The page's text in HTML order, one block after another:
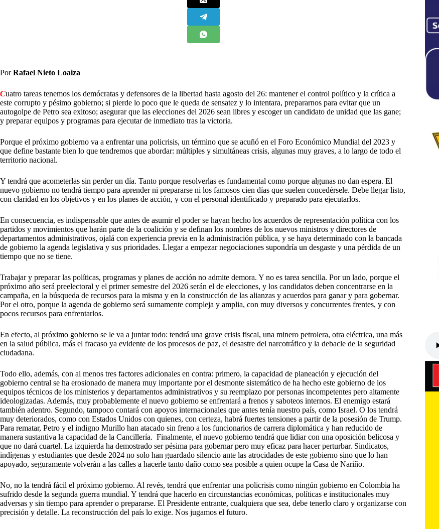
PorRafael Nieto Loaiza
Cuatro tareas tenemos los demócratas y defensores de la libertad hasta agosto del 26: mantener el control político y la crítica a
este corrupto y pésimo gobierno; si pierde lo poco que le queda de sensatez y lo intentara, prepararnos para evitar que un
autogolpe de Petro sea exitoso; asegurar que las elecciones del 2026 sean libres y escoger un candidato de unidad que las gane;
y preparar equipos y programas para ejecutar de inmediato tras la victoria.
Porque el próximo gobierno va a enfrentar una policrisis, un término que se acuñó en el Foro Económico Mundial del 2023 y
que define bastante bien lo que tendremos que abordar: múltiples y simultáneas crisis, algunas muy graves, a lo largo de todo el
territorio nacional.
Y tendrá que acometerlas sin perder un día. Tanto porque resolverlas es fundamental como porque algunas no dan espera. El
nuevo gobierno no tendrá tiempo para aprender ni prepararse ni los famosos cien días que suelen concedérsele. Debe llegar listo,
con claridad en los objetivos y en los planes de acción, y con el personal identificado y preparado para ejecutarlos.
En consecuencia, es indispensable que antes de asumir el poder se hayan hecho los acuerdos de representación política con los
partidos y movimientos que harán parte de la coalición y se definan los nombres de los nuevos ministros y directores de
departamentos administrativos, ojalá con experiencia previa en la administración pública, y se haya determinado con la bancada
de gobierno la agenda legislativa y sus prioridades. Llegar a empezar negociaciones supondría un desgaste y una pérdida de un
tiempo que no se tiene.
Trabajar y preparar las políticas, programas y planes de acción no admite demora. Y no es tarea sencilla. Por un lado, porque el
próximo año será preelectoral y el primer semestre del 2026 serán el de elecciones, y los candidatos deben concentrarse en la
campaña, en la búsqueda de recursos para la misma y en la construcción de las alianzas y acuerdos para ganar y para gobernar.
Por el otro, porque la agenda de gobierno será sumamente compleja y amplia, con muy diversos y concurrentes frentes, y con
pocos recursos para enfrentarlos.
En efecto, al próximo gobierno se le va a juntar todo: tendrá una grave crisis fiscal, una minero petrolera, otra eléctrica, una más
en la salud pública, más el fracaso ya evidente de los procesos de paz, el desastre del narcotráfico y la debacle de la seguridad
ciudadana.
Todo ello, además, con al menos tres factores adicionales en contra: primero, la capacidad de planeación y ejecución del
gobierno central se ha erosionado de manera muy importante por el desmonte sistemático de ha hecho este gobierno de los
equipos técnicos de los ministerios y departamentos administrativos y su reemplazo por personas incompetentes pero altamente
ideologizadas. Además, muy probablemente el nuevo gobierno se enfrentará a frenos y saboteos internos. El enemigo estará
también adentro. Segundo, tampoco contará con apoyos internacionales que antes tenía nuestro país, como Israel. O los tendrá
muy deteriorados, como con Estados Unidos con quienes, con certeza, habrá fuertes tensiones a partir de la posesión de Trump.
Para rematar, Petro y el indigno Murillo han atacado sin freno a los funcionarios de carrera diplomática y han reducido de
manera sustantiva la capacidad de la Cancillería. Finalmente, el nuevo gobierno tendrá que lidiar con una oposición belicosa y
que no dará cuartel. La izquierda ha demostrado ser pésima para gobernar pero muy eficaz para hacer perturbar. Sindicatos,
indígenas y estudiantes que desde 2024 no solo han guardado silencio ante las atrocidades de este gobierno sino que lo han
apoyado, seguramente volverán a las calles a hacerle tanto daño como sea posible a quien ocupe la Casa de Nariño.
No, no la tendrá fácil el próximo gobierno. Al revés, tendrá que enfrentar una policrisis como ningún gobierno en Colombia ha
sufrido desde la segunda guerra mundial. Y tendrá que hacerlo en circunstancias económicas, políticas e institucionales muy
adversas y sin tiempo para aprender o prepararse. El Presidente entrante, cualquiera que sea, debe tenerlo claro y organizarse con
precisión y detalle. La reconstrucción del país lo exige. Nos jugamos el futuro.